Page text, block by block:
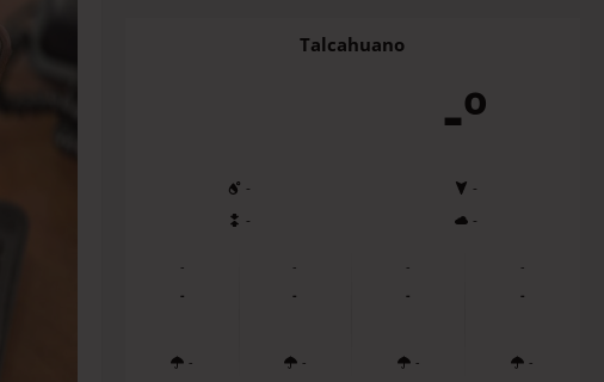
Talcahuano
-º
-
-
-
-
-
-
-
-
-
-
-
-
-
-
-
-